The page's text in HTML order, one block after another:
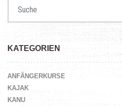
KATEGORIEN
ANFÄNGERKURSE
KAJAK
KANU